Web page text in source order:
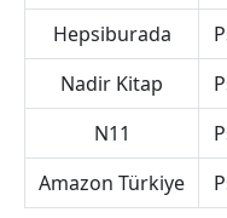
Hepsiburada
Nadir Kitap
N11
Amazon Türkiye